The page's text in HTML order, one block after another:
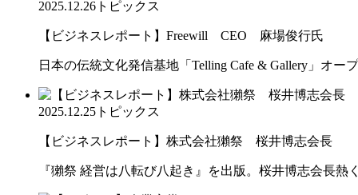
2025.12.26 トピックス
【ビジネスレポート】Freewill CEO 麻場俊行氏
日本の伝統文化発信基地「Telling Cafe & Gallery」オー
2025.12.25 トピックス
【ビジネスレポート】株式会社獺祭 桜井博志会長
『獺祭 経営は八転び八起き』を出版。桜井博志会長熱